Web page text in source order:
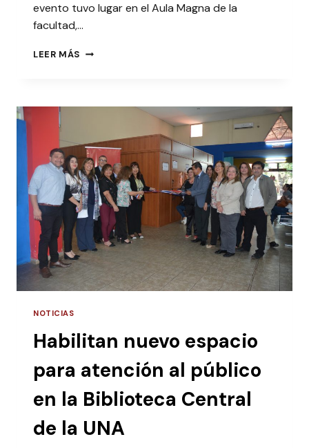
evento tuvo lugar en el Aula Magna de la
facultad,…
LEER MÁS REPRESENTACIÓN
LA
ORGANIZÓ
PANEL
SOBRE
PARAGUAY
DIGITAL
2030
NOTICIAS
Habilitan nuevo espacio
para atención al público
en la Biblioteca Central
de la UNA